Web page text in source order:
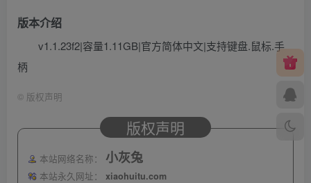
版本介绍
v1.1.23f2|容量1.11GB|官方简体中文|支持键盘.鼠标.手
柄
© 版权声明
版权声明
本站网络名称： 小灰兔
本站永久网址：
xiaohuitu.com